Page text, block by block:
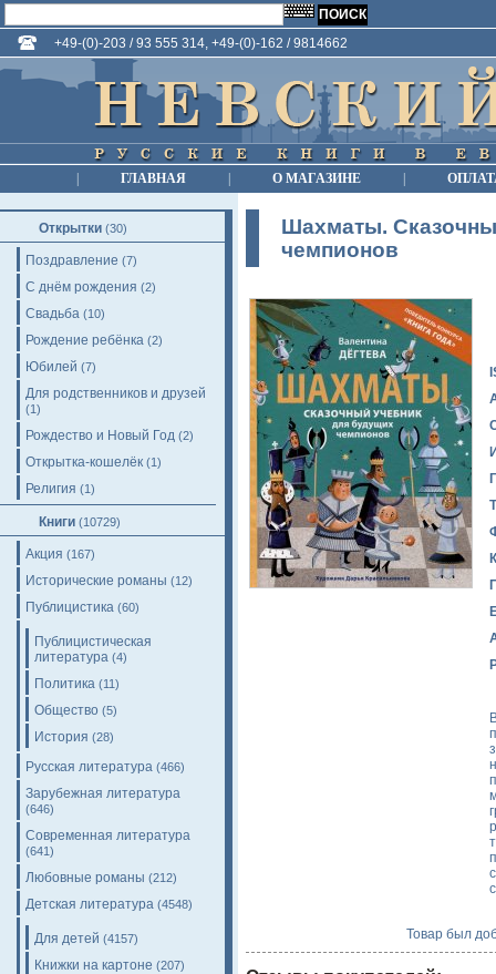
+49-(0)-203 / 93 555 314, +49-(0)-162 / 9814662
ГЛАВНАЯ О МАГАЗИНЕ
Открытки (30)
Поздравление (7)
С днём рождения (2)
Свадьба (10)
Рождение ребёнка (2)
Юбилей (7)
Для родственников и друзей
(1)
Рождество и Новый Год (2)
Открытка-кошелёк (1)
Религия (1)
Книги (10729)
Акция (167)
Исторические романы (12)
Публицистика (60)
Публицистическая
литература (4)
Политика (11)
Общество (5)
История (28)
Русская литература (466)
Зарубежная литература
(646)
Современная литература
(641)
Любовные романы (212)
Детская литература (4548)
Для детей (4157)
Книжки на картоне (207)
Шахматы.
чемпионов
Товар был